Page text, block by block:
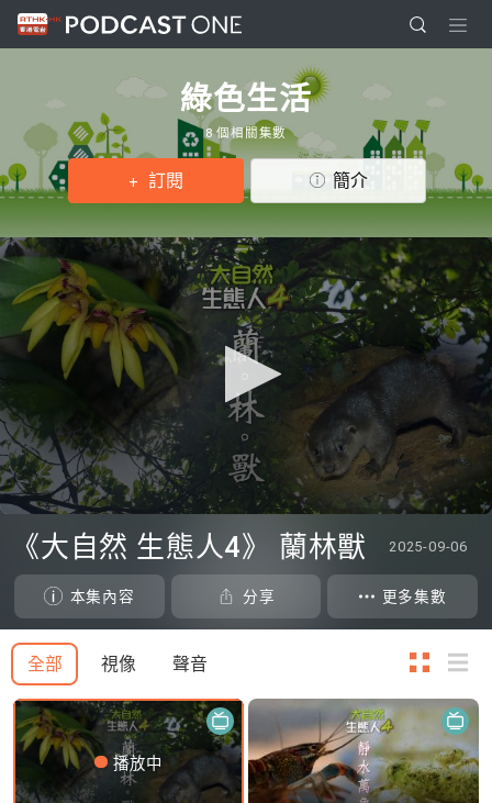
綠色生活
8 個相關集數
訂閱 簡介
seconds
seconds
《大自然 生態人4》 蘭林獸 2025-09-06
本集內容 分享 更多集數
全部 視像 聲音
播放中